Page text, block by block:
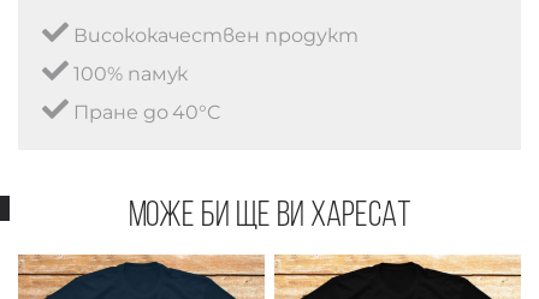
Висококачествен продукт
100% памук
Пране до 40°C
Може би ще ви харесат